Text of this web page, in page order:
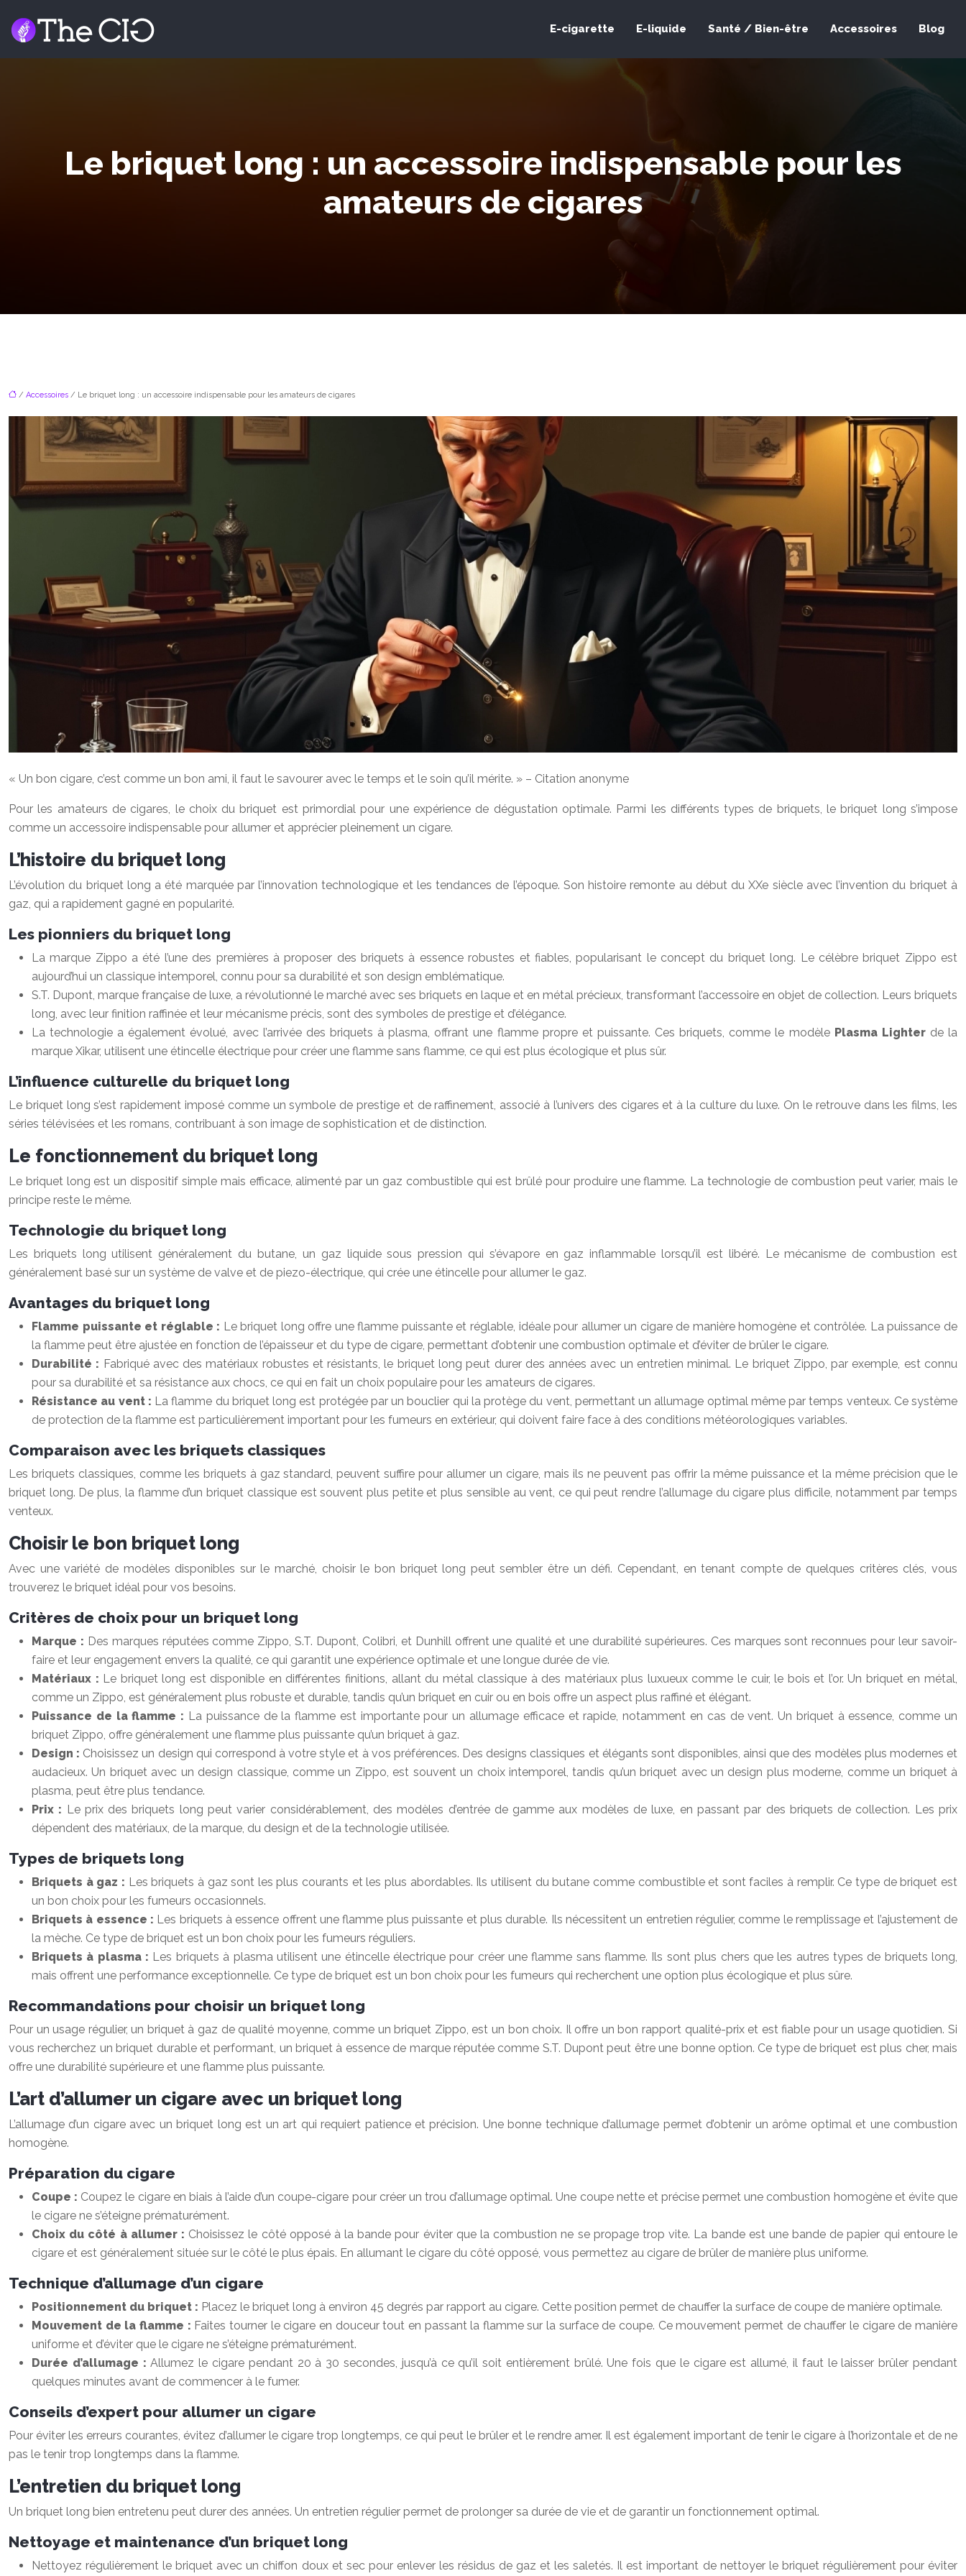
E-cigarette E-liquide Santé / Bien-être Accessoires Blog
Le briquet long : un accessoire indispensable pour les
amateurs de cigares
/ Accessoires / Le briquet long : un accessoire indispensable pour les amateurs de cigares
« Un bon cigare, c’est comme un bon ami, il faut le savourer avec le temps et le soin qu’il mérite. » – Citation anonyme
Pour les amateurs de cigares, le choix du briquet est primordial pour une expérience de dégustation optimale. Parmi les différents types de briquets, le briquet long s’impose
comme un accessoire indispensable pour allumer et apprécier pleinement un cigare.
L’histoire du briquet long
L’évolution du briquet long a été marquée par l’innovation technologique et les tendances de l’époque. Son histoire remonte au début du XXe siècle avec l’invention du briquet à
gaz, qui a rapidement gagné en popularité.
Les pionniers du briquet long
La marque Zippo a été l’une des premières à proposer des briquets à essence robustes et fiables, popularisant le concept du briquet long. Le célèbre briquet Zippo est
aujourd’hui un classique intemporel, connu pour sa durabilité et son design emblématique.
S.T. Dupont, marque française de luxe, a révolutionné le marché avec ses briquets en laque et en métal précieux, transformant l’accessoire en objet de collection. Leurs briquets
long, avec leur finition raffinée et leur mécanisme précis, sont des symboles de prestige et d’élégance.
La technologie a également évolué, avec l’arrivée des briquets à plasma, offrant une flamme propre et puissante. Ces briquets, comme le modèle Plasma Lighter de la
marque Xikar, utilisent une étincelle électrique pour créer une flamme sans flamme, ce qui est plus écologique et plus sûr.
L’influence culturelle du briquet long
Le briquet long s’est rapidement imposé comme un symbole de prestige et de raffinement, associé à l’univers des cigares et à la culture du luxe. On le retrouve dans les films, les
séries télévisées et les romans, contribuant à son image de sophistication et de distinction.
Le fonctionnement du briquet long
Le briquet long est un dispositif simple mais efficace, alimenté par un gaz combustible qui est brûlé pour produire une flamme. La technologie de combustion peut varier, mais le
principe reste le même.
Technologie du briquet long
Les briquets long utilisent généralement du butane, un gaz liquide sous pression qui s’évapore en gaz inflammable lorsqu’il est libéré. Le mécanisme de combustion est
généralement basé sur un système de valve et de piezo-électrique, qui crée une étincelle pour allumer le gaz.
Avantages du briquet long
Flamme puissante et réglable : Le briquet long offre une flamme puissante et réglable, idéale pour allumer un cigare de manière homogène et contrôlée. La puissance de
la flamme peut être ajustée en fonction de l’épaisseur et du type de cigare, permettant d’obtenir une combustion optimale et d’éviter de brûler le cigare.
Durabilité : Fabriqué avec des matériaux robustes et résistants, le briquet long peut durer des années avec un entretien minimal. Le briquet Zippo, par exemple, est connu
pour sa durabilité et sa résistance aux chocs, ce qui en fait un choix populaire pour les amateurs de cigares.
Résistance au vent : La flamme du briquet long est protégée par un bouclier qui la protège du vent, permettant un allumage optimal même par temps venteux. Ce système
de protection de la flamme est particulièrement important pour les fumeurs en extérieur, qui doivent faire face à des conditions météorologiques variables.
Comparaison avec les briquets classiques
Les briquets classiques, comme les briquets à gaz standard, peuvent suffire pour allumer un cigare, mais ils ne peuvent pas offrir la même puissance et la même précision que le
briquet long. De plus, la flamme d’un briquet classique est souvent plus petite et plus sensible au vent, ce qui peut rendre l’allumage du cigare plus difficile, notamment par temps
venteux.
Choisir le bon briquet long
Avec une variété de modèles disponibles sur le marché, choisir le bon briquet long peut sembler être un défi. Cependant, en tenant compte de quelques critères clés, vous
trouverez le briquet idéal pour vos besoins.
Critères de choix pour un briquet long
Marque : Des marques réputées comme Zippo, S.T. Dupont, Colibri, et Dunhill offrent une qualité et une durabilité supérieures. Ces marques sont reconnues pour leur savoir-
faire et leur engagement envers la qualité, ce qui garantit une expérience optimale et une longue durée de vie.
Matériaux : Le briquet long est disponible en différentes finitions, allant du métal classique à des matériaux plus luxueux comme le cuir, le bois et l’or. Un briquet en métal,
comme un Zippo, est généralement plus robuste et durable, tandis qu’un briquet en cuir ou en bois offre un aspect plus raffiné et élégant.
Puissance de la flamme : La puissance de la flamme est importante pour un allumage efficace et rapide, notamment en cas de vent. Un briquet à essence, comme un
briquet Zippo, offre généralement une flamme plus puissante qu’un briquet à gaz.
Design : Choisissez un design qui correspond à votre style et à vos préférences. Des designs classiques et élégants sont disponibles, ainsi que des modèles plus modernes et
audacieux. Un briquet avec un design classique, comme un Zippo, est souvent un choix intemporel, tandis qu’un briquet avec un design plus moderne, comme un briquet à
plasma, peut être plus tendance.
Prix : Le prix des briquets long peut varier considérablement, des modèles d’entrée de gamme aux modèles de luxe, en passant par des briquets de collection. Les prix
dépendent des matériaux, de la marque, du design et de la technologie utilisée.
Types de briquets long
Briquets à gaz : Les briquets à gaz sont les plus courants et les plus abordables. Ils utilisent du butane comme combustible et sont faciles à remplir. Ce type de briquet est
un bon choix pour les fumeurs occasionnels.
Briquets à essence : Les briquets à essence offrent une flamme plus puissante et plus durable. Ils nécessitent un entretien régulier, comme le remplissage et l’ajustement de
la mèche. Ce type de briquet est un bon choix pour les fumeurs réguliers.
Briquets à plasma : Les briquets à plasma utilisent une étincelle électrique pour créer une flamme sans flamme. Ils sont plus chers que les autres types de briquets long,
mais offrent une performance exceptionnelle. Ce type de briquet est un bon choix pour les fumeurs qui recherchent une option plus écologique et plus sûre.
Recommandations pour choisir un briquet long
Pour un usage régulier, un briquet à gaz de qualité moyenne, comme un briquet Zippo, est un bon choix. Il offre un bon rapport qualité-prix et est fiable pour un usage quotidien. Si
vous recherchez un briquet durable et performant, un briquet à essence de marque réputée comme S.T. Dupont peut être une bonne option. Ce type de briquet est plus cher, mais
offre une durabilité supérieure et une flamme plus puissante.
L’art d’allumer un cigare avec un briquet long
L’allumage d’un cigare avec un briquet long est un art qui requiert patience et précision. Une bonne technique d’allumage permet d’obtenir un arôme optimal et une combustion
homogène.
Préparation du cigare
Coupe : Coupez le cigare en biais à l’aide d’un coupe-cigare pour créer un trou d’allumage optimal. Une coupe nette et précise permet une combustion homogène et évite que
le cigare ne s’éteigne prématurément.
Choix du côté à allumer : Choisissez le côté opposé à la bande pour éviter que la combustion ne se propage trop vite. La bande est une bande de papier qui entoure le
cigare et est généralement située sur le côté le plus épais. En allumant le cigare du côté opposé, vous permettez au cigare de brûler de manière plus uniforme.
Technique d’allumage d’un cigare
Positionnement du briquet : Placez le briquet long à environ 45 degrés par rapport au cigare. Cette position permet de chauffer la surface de coupe de manière optimale.
Mouvement de la flamme : Faites tourner le cigare en douceur tout en passant la flamme sur la surface de coupe. Ce mouvement permet de chauffer le cigare de manière
uniforme et d’éviter que le cigare ne s’éteigne prématurément.
Durée d’allumage :Allumez le cigare pendant 20 à 30 secondes, jusqu’à ce qu’il soit entièrement brûlé. Une fois que le cigare est allumé, il faut le laisser brûler pendant
quelques minutes avant de commencer à le fumer.
Conseils d’expert pour allumer un cigare
Pour éviter les erreurs courantes, évitez d’allumer le cigare trop longtemps, ce qui peut le brûler et le rendre amer. Il est également important de tenir le cigare à l’horizontale et de ne
pas le tenir trop longtemps dans la flamme.
L’entretien du briquet long
Un briquet long bien entretenu peut durer des années. Un entretien régulier permet de prolonger sa durée de vie et de garantir un fonctionnement optimal.
Nettoyage et maintenance d’un briquet long
Nettoyez régulièrement le briquet avec un chiffon doux et sec pour enlever les résidus de gaz et les saletés. Il est important de nettoyer le briquet régulièrement pour éviter